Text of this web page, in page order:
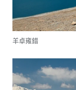
羊卓雍錯